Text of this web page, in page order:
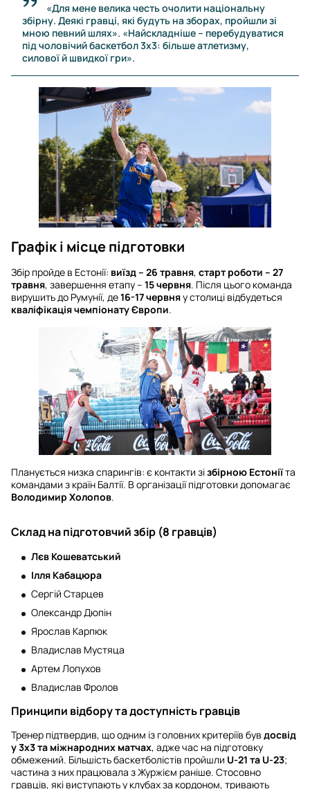
«Для мене велика честь очолити національну
збірну. Деякі гравці, які будуть на зборах, пройшли зі
мною певний шлях». «Найскладніше – перебудуватися
під чоловічий баскетбол 3х3: більше атлетизму,
силової й швидкої гри».
Графік і місце підготовки
Збір пройде в Естонії: виїзд – 26 травня, старт роботи – 27
травня, завершення етапу – 15 червня. Після цього команда
вирушить до Румунії, де16-17 червняу столиці відбудеться
кваліфікація чемпіонату Європи.
Планується низка спарингів: є контакти зізбірною Естоніїта
командами з країн Балтії. В організації підготовки допомагає
Володимир Холопов.
Склад на підготовчий збір (8 гравців)
Лєв Кошеватський
Ілля Кабацюра
Сергій Старцев
Олександр Дюпін
Ярослав Карпюк
Владислав Мустяца
Артем Лопухов
Владислав Фролов
Принципи відбору та доступність гравців
Тренер підтвердив, що одним із головних критеріїв був досвід
у 3х3 та міжнародних матчах, адже час на підготовку
обмежений. Більшість баскетболістів пройшли U-21 та U-23;
частина з них працювала з Журжієм раніше. Стосовно
гравців, які виступають у клубах за кордоном, тривають